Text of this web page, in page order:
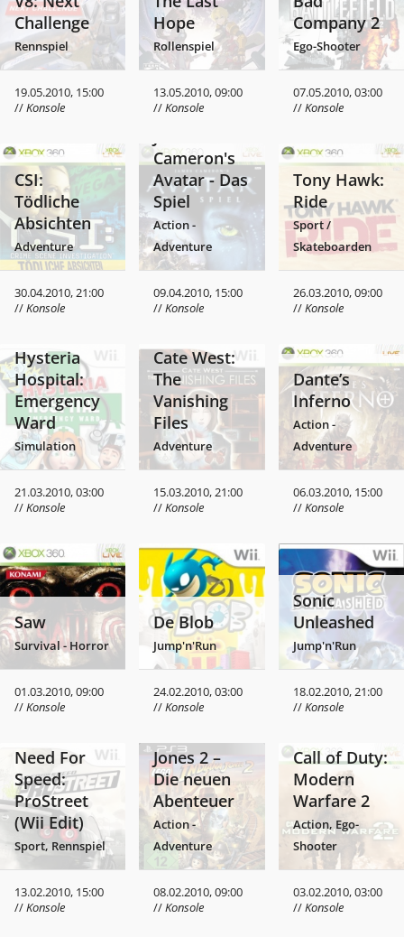
Challenge
Rennspiel
19.05.2010, 15:00
//Konsole
Hope
Rollenspiel
13.05.2010, 09:00
//Konsole
Company 2
Ego-Shooter
07.05.2010, 03:00
//Konsole
CSI:
Tödliche
Absichten
Adventure
30.04.2010, 21:00
//Konsole
Cameron's
Avatar - Das
Spiel
Action -
Adventure
09.04.2010, 15:00
//Konsole
Tony Hawk:
Ride
Sport /
Skateboarden
26.03.2010, 09:00
//Konsole
Hysteria
Hospital:
Emergency
Ward
Simulation
21.03.2010, 03:00
//Konsole
Cate West:
The
Vanishing
Files
Adventure
15.03.2010, 21:00
//Konsole
Dante’s
Inferno
Action -
Adventure
06.03.2010, 15:00
//Konsole
Saw
Survival - Horror
01.03.2010, 09:00
//Konsole
De Blob
Jump'n'Run
24.02.2010, 03:00
//Konsole
Sonic
Unleashed
Jump'n'Run
18.02.2010, 21:00
//Konsole
Need For
Speed:
ProStreet
(Wii Edit)
Sport, Rennspiel
13.02.2010, 15:00
//Konsole
LEGO
Jones 2 –
Die neuen
Abenteuer
Action -
Adventure
08.02.2010, 09:00
//Konsole
Call of Duty:
Modern
Warfare 2
Action, Ego-
Shooter
03.02.2010, 03:00
//Konsole